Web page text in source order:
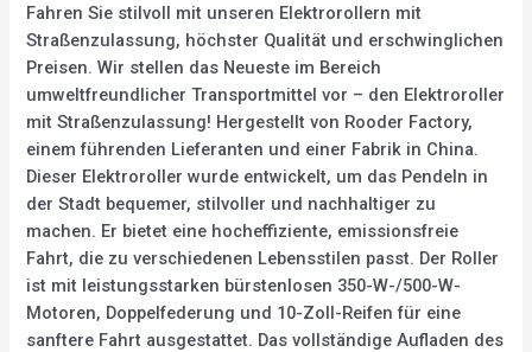
Fahren Sie stilvoll mit unseren Elektrorollern mit
Straßenzulassung, höchster Qualität und erschwinglichen
Preisen. Wir stellen das Neueste im Bereich
umweltfreundlicher Transportmittel vor – den Elektroroller
mit Straßenzulassung! Hergestellt von Rooder Factory,
einem führenden Lieferanten und einer Fabrik in China.
Dieser Elektroroller wurde entwickelt, um das Pendeln in
der Stadt bequemer, stilvoller und nachhaltiger zu
machen. Er bietet eine hocheffiziente, emissionsfreie
Fahrt, die zu verschiedenen Lebensstilen passt. Der Roller
ist mit leistungsstarken bürstenlosen 350-W-/500-W-
Motoren, Doppelfederung und 10-Zoll-Reifen für eine
sanftere Fahrt ausgestattet. Das vollständige Aufladen des